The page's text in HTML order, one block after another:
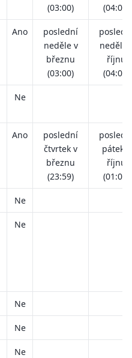
(03:00)
(04:00)
Ano
poslední
neděle v
březnu
(03:00)
neděle
říjnu
(04:00)
Ne
Ano
poslední
čtvrtek v
březnu
(23:59)
pátek v
říjnu
(01:00)
Ne
Ne
Ne
Ne
Ne